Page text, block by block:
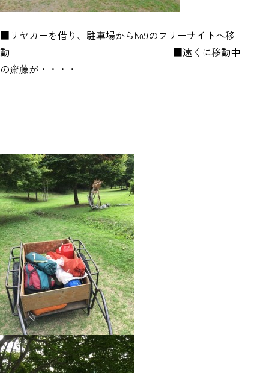
■リヤカーを借り、駐車場から№9のフリーサイトへ移
動 ■遠くに移動中
の齋藤が・・・・